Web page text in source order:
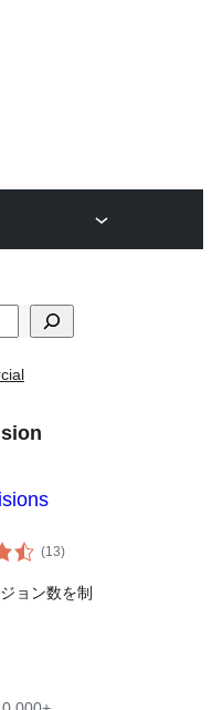
(13個
の
価
)
ョン数を制